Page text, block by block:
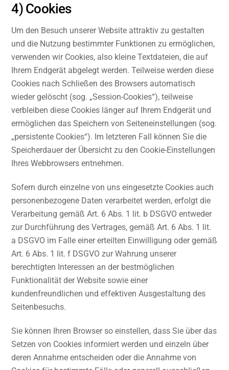
4) Cookies
Um den Besuch unserer Website attraktiv zu gestalten
und die Nutzung bestimmter Funktionen zu ermöglichen,
verwenden wir Cookies, also kleine Textdateien, die auf
Ihrem Endgerät abgelegt werden. Teilweise werden diese
Cookies nach Schließen des Browsers automatisch
wieder gelöscht (sog. „Session-Cookies“), teilweise
verbleiben diese Cookies länger auf Ihrem Endgerät und
ermöglichen das Speichern von Seiteneinstellungen (sog.
„persistente Cookies“). Im letzteren Fall können Sie die
Speicherdauer der Übersicht zu den Cookie-Einstellungen
Ihres Webbrowsers entnehmen.
Sofern durch einzelne von uns eingesetzte Cookies auch
personenbezogene Daten verarbeitet werden, erfolgt die
Verarbeitung gemäß Art. 6 Abs. 1 lit. b DSGVO entweder
zur Durchführung des Vertrages, gemäß Art. 6 Abs. 1 lit.
a DSGVO im Falle einer erteilten Einwilligung oder gemäß
Art. 6 Abs. 1 lit. f DSGVO zur Wahrung unserer
berechtigten Interessen an der bestmöglichen
Funktionalität der Website sowie einer
kundenfreundlichen und effektiven Ausgestaltung des
Seitenbesuchs.
Sie können Ihren Browser so einstellen, dass Sie über das
Setzen von Cookies informiert werden und einzeln über
deren Annahme entscheiden oder die Annahme von